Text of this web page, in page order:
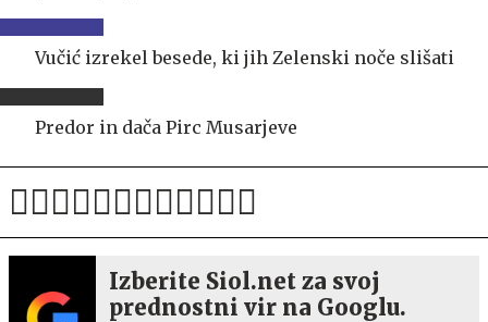
Vučić izrekel besede, ki jih Zelenski noče slišati
Predor in dača Pirc Musarjeve
Izberite Siol.net za svoj
prednostni vir na Googlu.